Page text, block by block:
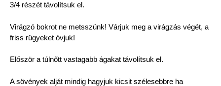
3/4 részét távolítsuk el.
Virágzó bokrot ne metsszünk! Várjuk meg a virágzás végét, a
friss rügyeket óvjuk!
Először a túlnőtt vastagabb ágakat távolítsuk el.
A sövények alját mindig hagyjuk kicsit szélesebbre ha